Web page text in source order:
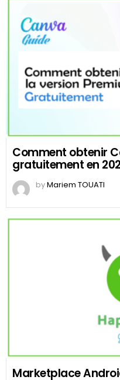
Comment obtenir
gratuitement en
byMariem TOUATI
Marketplace